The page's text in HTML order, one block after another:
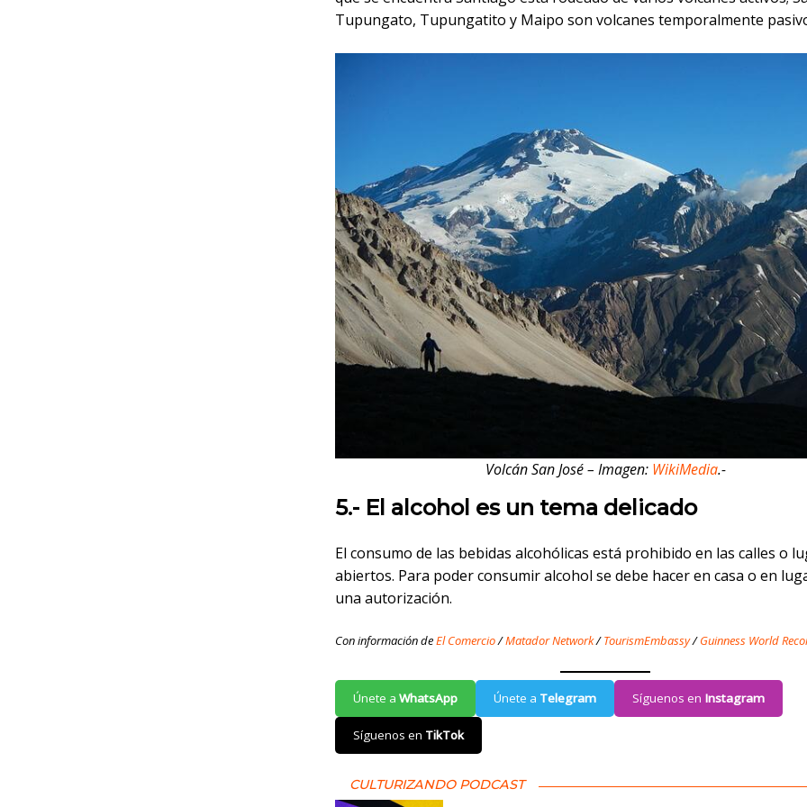
Tupungato, Tupungatito y Maipo son volcanes temporalmente
Volcán San José – Imagen: WikiMedia.-
5.- El alcohol es un tema delicado
El consumo de las bebidas alcohólicas está prohibido en las calles o
abiertos. Para poder consumir alcohol se debe hacer en casa o en
una autorización.
Con información deEl Comercio/Matador Network/TourismEmbassy/Guinness World
Únete a WhatsApp Únete a Telegram Síguenos en Instagram
Síguenos en TikTok
CULTURIZANDO PODCAST